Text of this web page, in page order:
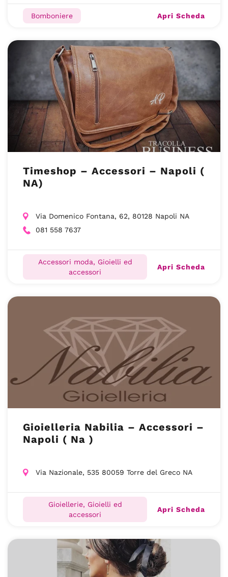
Bomboniere Apri Scheda
Timeshop – Accessori – Napoli (
NA)
Via Domenico Fontana, 62, 80128 Napoli NA
081 558 7637
Accessori moda, Gioielli ed
accessori
Apri Scheda
Gioielleria Nabilia – Accessori –
Napoli ( Na )
Via Nazionale, 535 80059 Torre del Greco NA
Gioiellerie, Gioielli ed
accessori
Apri Scheda